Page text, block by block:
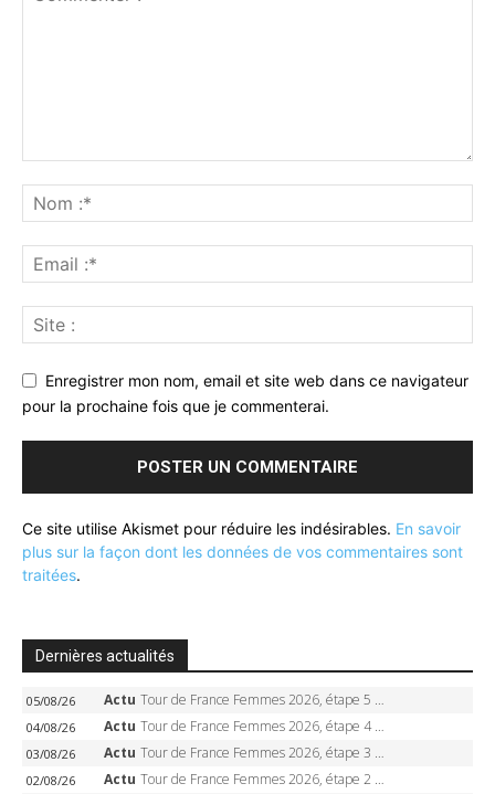
Enregistrer mon nom, email et site web dans ce navigateur
pour la prochaine fois que je commenterai.
Ce site utilise Akismet pour réduire les indésirables. En savoir
plus sur la façon dont les données de vos commentaires sont
traitées.
Dernières actualités
05/08/26 Actu Tour de France Femmes 2026, étape 5 – Demi Vollering gagne à Belleville, Reusser en jaune, Ferrand-Prévot coule
04/08/26 Actu Tour de France Femmes 2026, étape 4 – Marlen Reusser écrase le chrono, Ferrand-Prévot en crise
03/08/26 Actu Tour de France Femmes 2026, étape 3 – Sigrid Haugset en solitaire, 88 km d’échappée, maillot jaune
02/08/26 Actu Tour de France Femmes 2026, étape 2 – Lorena Wiebes doublé à Genève, Markus héroïque, 7e record